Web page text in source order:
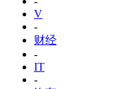
V
-
财经
-
IT
-